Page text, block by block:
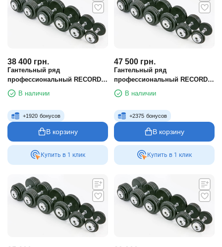
38 400 грн.
Гантельный ряд
профессиональный RECORD
от 2 до 26 кг (шаг 2 кг)
В наличии
+1920 бонусов
В корзину
Купить в 1 клик
47 500 грн.
Гантельный ряд
профессиональный RECORD
от 2.5 до 35 кг (шаг 5 кг)
В наличии
+2375 бонусов
В корзину
Купить в 1 клик